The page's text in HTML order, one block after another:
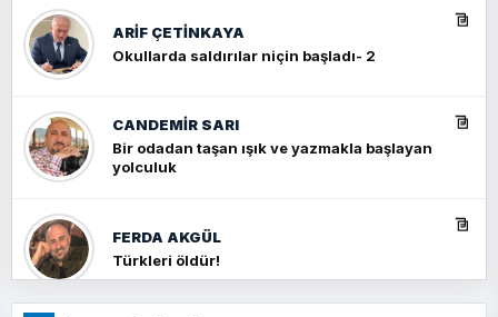
ARIF ÇETİNKAYA
Okullarda saldırılar niçin başladı- 2
CANDEMIR SARI
Bir odadan taşan ışık ve yazmakla başlayan
yolculuk
FERDA AKGÜL
Türkleri öldür!